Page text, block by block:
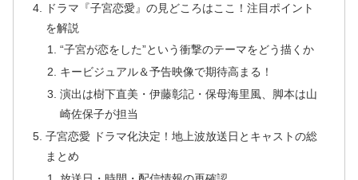
ドラマ『子宮恋愛』の見どころはここ！注目ポイント
を解説
“子宮が恋をした”という衝撃のテーマをどう描くか
キービジュアル＆予告映像で期待高まる！
演出は樹下直美・伊藤彰記・保母海里風、脚本は山
崎佐保子が担当
子宮恋愛 ドラマ化決定！地上波放送日とキャストの総
まとめ